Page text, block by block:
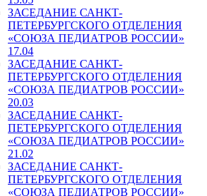
ЗАСЕДАНИЕ САНКТ-
ПЕТЕРБУРГСКОГО ОТДЕЛЕНИЯ
«СОЮЗА ПЕДИАТРОВ РОССИИ»
17.04
ЗАСЕДАНИЕ САНКТ-
ПЕТЕРБУРГСКОГО ОТДЕЛЕНИЯ
«СОЮЗА ПЕДИАТРОВ РОССИИ»
20.03
ЗАСЕДАНИЕ САНКТ-
ПЕТЕРБУРГСКОГО ОТДЕЛЕНИЯ
«СОЮЗА ПЕДИАТРОВ РОССИИ»
21.02
ЗАСЕДАНИЕ САНКТ-
ПЕТЕРБУРГСКОГО ОТДЕЛЕНИЯ
«СОЮЗА ПЕДИАТРОВ РОССИИ»